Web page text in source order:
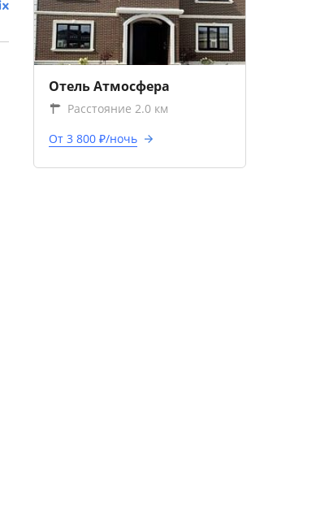
Отель Атмосфера
Расстояние 2.0 км
От 3 800 ₽/ночь